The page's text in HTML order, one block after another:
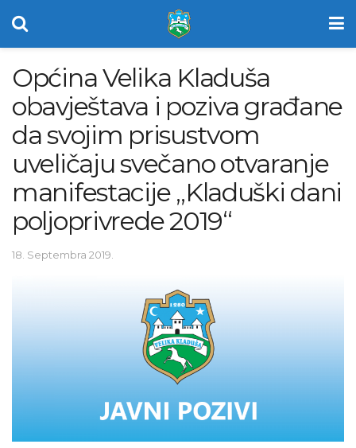
Općina Velika Kladuša
obavještava i poziva građane
da svojim prisustvom
uveličaju svečano otvaranje
manifestacije „Kladuški dani
poljoprivrede 2019“
18. Septembra 2019.